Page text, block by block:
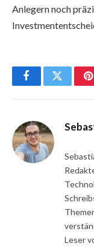
Anlegern noch
FacebookTwitter
Leser